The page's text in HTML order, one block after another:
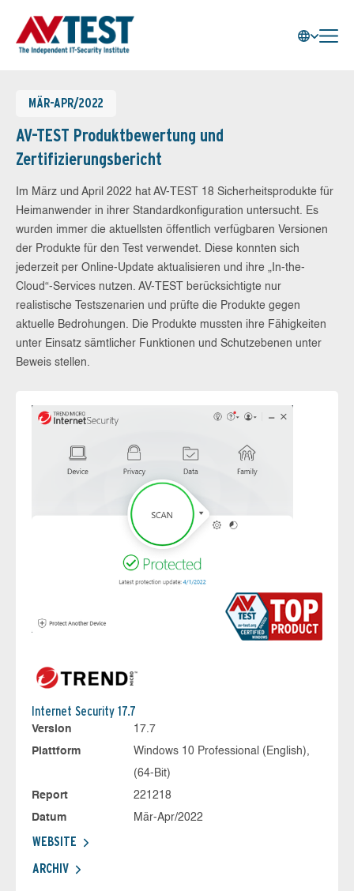
MÄR-APR/2022
AV-TEST Produktbewertung und
Zertifizierungsbericht
Im März und April 2022 hat AV-TEST 18 Sicherheitsprodukte für
Heimanwender in ihrer Standardkonfiguration untersucht. Es
wurden immer die aktuellsten öffentlich verfügbaren Versionen
der Produkte für den Test verwendet. Diese konnten sich
jederzeit per Online-Update aktualisieren und ihre „In-the-
Cloud“-Services nutzen. AV-TEST berücksichtigte nur
realistische Testszenarien und prüfte die Produkte gegen
aktuelle Bedrohungen. Die Produkte mussten ihre Fähigkeiten
unter Einsatz sämtlicher Funktionen und Schutzebenen unter
Beweis stellen.
Internet Security 17.7
Version
17.7
Plattform
Windows 10 Professional (English),
(64-Bit)
Report
221218
Datum
Mär-Apr/2022
WEBSITE
ARCHIV